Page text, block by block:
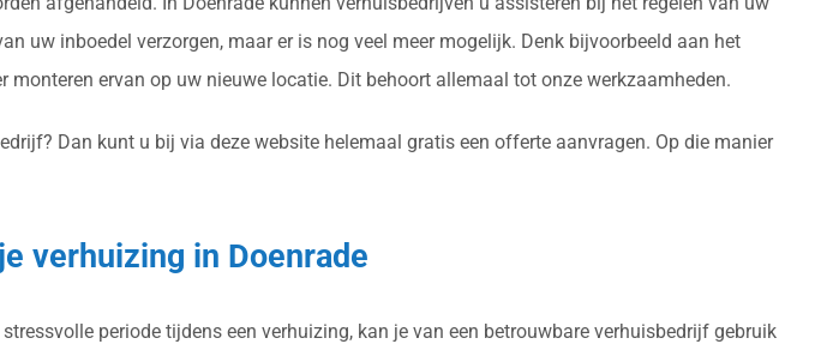
uw inboedel verzorgen, maar er is nog veel meer mogelijk. Denk bijvoorbeeld aan het
ervan op uw nieuwe locatie. Dit behoort allemaal tot onze werkzaamheden.
Dan kunt u bij via deze website helemaal gratis een offerte aanvragen. Op die manier
verhuizing in Doenrade
periode tijdens een verhuizing, kan je van een betrouwbare verhuisbedrijf gebruik